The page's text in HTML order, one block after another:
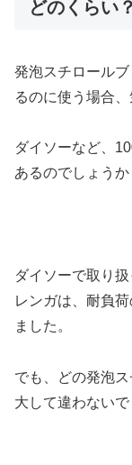
どのくらい？
発泡スチロール
るのに使う場合
ダイソーなど、
あるのでしょうか
ダイソーで取り
レンガは、耐負
ました。
でも、どの発泡
大して違わないで